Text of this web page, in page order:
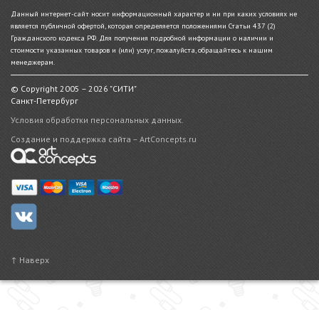
Данный интернет-сайт носит информационный характер и ни при каких условиях не
является публичной офертой, которая определяется положениями Статьи 437 (2)
Гражданского кодекса РФ. Для получения подробной информации о наличии и
стоимости указанных товаров и (или) услуг, пожалуйста, обращайтесь к нашим
менеджерам.
© Copyright 2005 – 2026 "СИТИ"
Санкт-Петербург
Условия обработки персональных данных.
Создание и поддержка сайта – ArtConcepts.ru
↑ Наверх